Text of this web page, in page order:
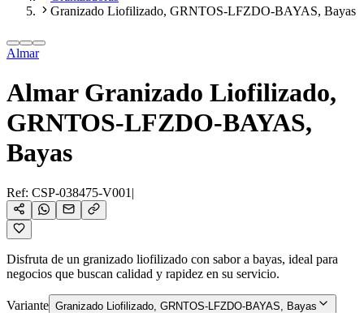
Granizado Liofilizado, GRNTOS-LFZDO-BAYAS, Bayas
Almar
Almar Granizado Liofilizado,
GRNTOS-LFZDO-BAYAS,
Bayas
Ref: CSP-038475-V001 |
Disfruta de un granizado liofilizado con sabor a bayas, ideal para
negocios que buscan calidad y rapidez en su servicio.
Variante Granizado Liofilizado, GRNTOS-LFZDO-BAYAS, Bayas